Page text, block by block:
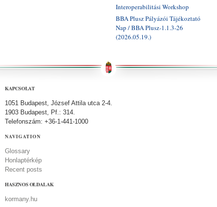
Interoperabilitási Workshop
BBA Plusz Pályázói Tájékoztató
Nap / BBA Plusz-1.1.3-26
(2026.05.19.)
KAPCSOLAT
1051 Budapest, József Attila utca 2-4.
1903 Budapest, Pf.: 314.
Telefonszám: +36-1-441-1000
NAVIGATION
Glossary
Honlaptérkép
Recent posts
HASZNOS OLDALAK
kormany.hu